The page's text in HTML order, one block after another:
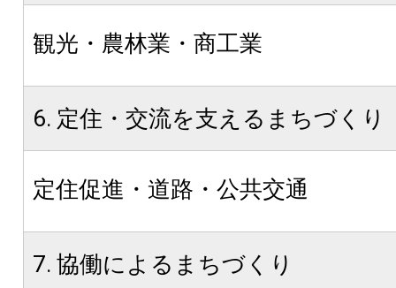
観光・農林業・商工業
6. 定住・交流を支えるまちづくり
定住促進・道路・公共交通
7. 協働によるまちづくり